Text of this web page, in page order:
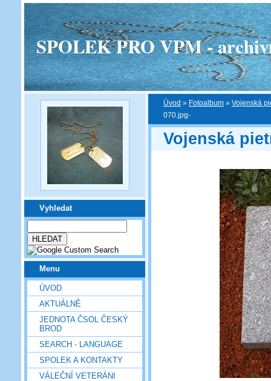
SPOLEK PRO VPM -
Vyhledat
Menu
ÚVOD
AKTUÁLNĚ
JEDNOTA ČSOL ČESKÝ
BROD
SEARCH - LANGUAGE
SPOLEK A KONTAKTY
VÁLEČNÍ VETERÁNI
Úvod » Fotoalbum » Vojenská
070.jpg-
Vojenská